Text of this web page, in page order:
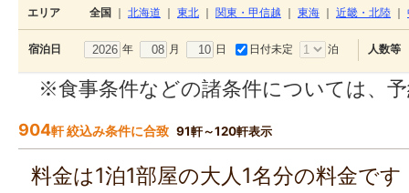
エリア 全国 北海道 東北 関東・甲信越 東海 近畿・北陸
宿泊日 年 月 日 日付未定 泊 人数等
※食事条件などの諸条件については、
904軒 絞込み条件に合致 91軒～120軒表示
料金は1泊1部屋の大人1名分の料金で